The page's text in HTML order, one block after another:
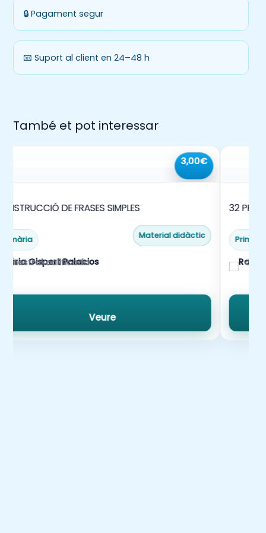
🔒 Pagament segur
📧 Suport al client en 24–48 h
També et pot interessar
3,00€
DE FRASES SIMPLES
Primària Material didàctic
mestrakoalificada
Veure
32